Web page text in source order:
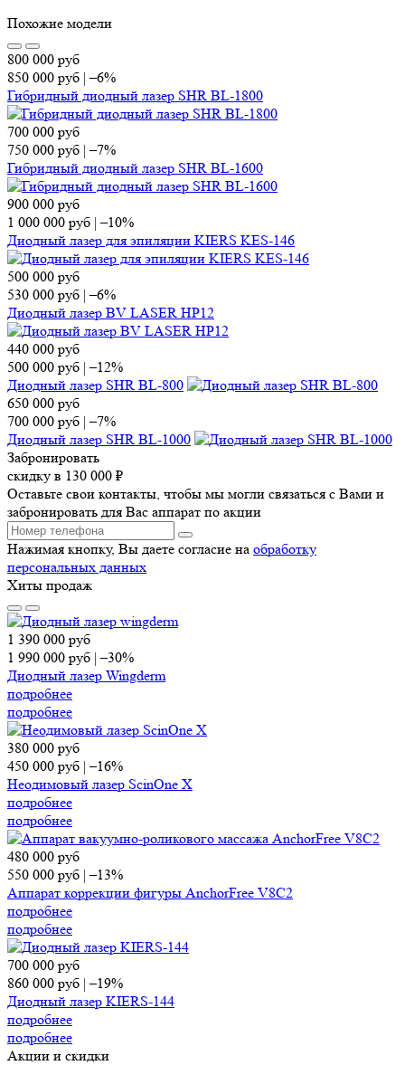
Похожие модели
800 000 руб
850 000 руб |–6%
Гибридный диодный лазер SHR BL-1800
700 000 руб
750 000 руб |–7%
Гибридный диодный лазер SHR BL-1600
900 000 руб
1 000 000 руб |–10%
Диодный лазер для эпиляции KIERS KES-146
500 000 руб
530 000 руб |–6%
Диодный лазер BV LASER HP12
440 000 руб
500 000 руб |–12%
Диодный лазер SHR BL-800
650 000 руб
700 000 руб |–7%
Диодный лазер SHR BL-1000
Забронировать
скидку в 130 000 ₽
Оставьте свои контакты, чтобы мы могли связаться с Вами и
забронировать для Вас аппарат по акции
Нажимая кнопку, Вы даете согласие на обработку
персональных данных
Хиты продаж
1 390 000 руб
1 990 000 руб |–30%
Диодный лазер Wingderm
подробнее
подробнее
380 000 руб
450 000 руб |–16%
Неодимовый лазер ScinOne X
подробнее
подробнее
480 000 руб
550 000 руб |–13%
Аппарат коррекции фигуры AnchorFree V8C2
подробнее
подробнее
700 000 руб
860 000 руб |–19%
Диодный лазер KIERS-144
подробнее
подробнее
Акции и скидки